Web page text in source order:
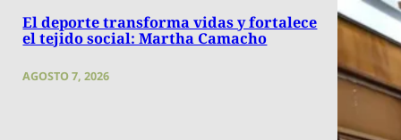
El deporte transforma vidas y fortalece
el tejido social: Martha Camacho
AGOSTO 7, 2026